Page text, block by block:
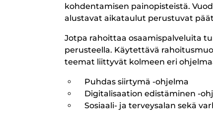
kohdentamisen painopisteistä.
alustavat aikataulut perustuvat
Jotpa rahoittaa osaamispalveluita
perusteella. Käytettävä
teemat liittyvät kolmeen eri
Puhdas siirtymä -ohjelma
Digitalisaation edistäminen -
Sosiaali- ja terveysalan sekä